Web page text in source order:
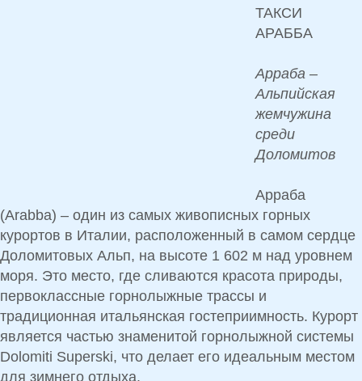
ТАКСИ
АРАББА
Арраба –
Альпийская
жемчужина
среди
Доломитов
Арраба
(Arabba) – один из самых живописных горных
курортов в Италии, расположенный в самом сердце
Доломитовых Альп, на высоте 1 602 м над уровнем
моря. Это место, где сливаются красота природы,
первоклассные горнолыжные трассы и
традиционная итальянская гостеприимность. Курорт
является частью знаменитой горнолыжной системы
Dolomiti Superski, что делает его идеальным местом
для зимнего отдыха.